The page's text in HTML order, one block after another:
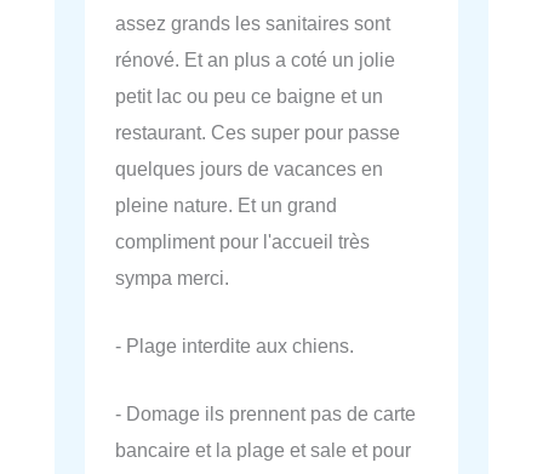
assez grands les sanitaires sont
rénové. Et an plus a coté un jolie
petit lac ou peu ce baigne et un
restaurant. Ces super pour passe
quelques jours de vacances en
pleine nature. Et un grand
compliment pour l'accueil très
sympa merci.
- Plage interdite aux chiens.
- Domage ils prennent pas de carte
bancaire et la plage et sale et pour